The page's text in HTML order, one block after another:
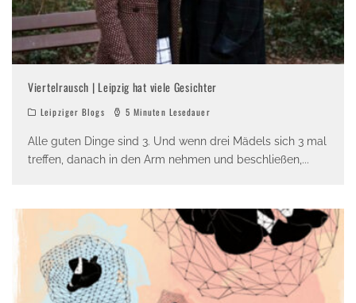
Viertelrausch | Leipzig hat viele Gesichter
Leipziger Blogs 5 Minuten Lesedauer
Alle guten Dinge sind 3. Und wenn drei Mädels sich 3 mal
treffen, danach in den Arm nehmen und beschließen, ...